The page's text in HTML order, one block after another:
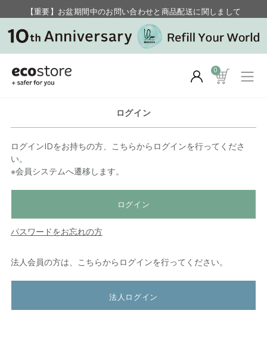
【重要】お盆期間中のお問い合わせと商品配送に関しまして
毎月お得にポイントが貯まる！ “月のポイントアップデー”
0
ログイン
ログインIDをお持ちの方、こちらからログインを行ってくださ
い。
※会員システムへ遷移します。
ログイン
パスワードをお忘れの方
法人会員の方は、こちらからログインを行ってください。
法人ログイン